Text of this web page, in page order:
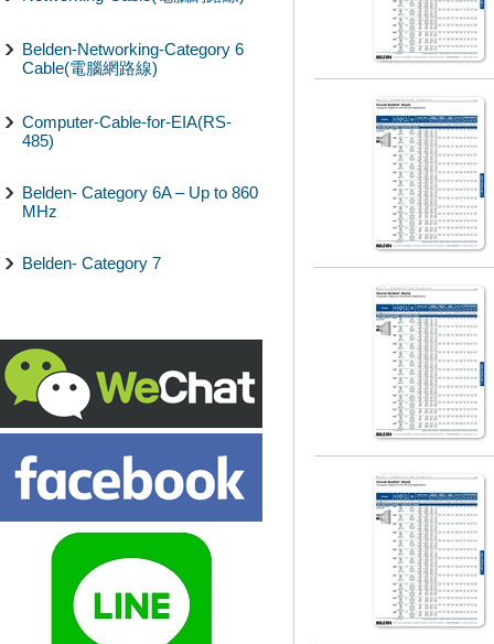
Belden-Networking-Category 6
Cable(電腦網路線)
Computer-Cable-for-EIA(RS-
485)
Belden- Category 6A – Up to 860
MHz
Belden- Category 7